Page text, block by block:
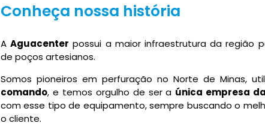
Conheça nossa história
AAguacenter possui a maior infraestrutura da região
de poços artesianos.
Somos pioneiros em perfuração no Norte de Minas,
comando, e temos orgulho de ser a única empresa
com esse tipo de equipamento, sempre buscando o
o cliente.